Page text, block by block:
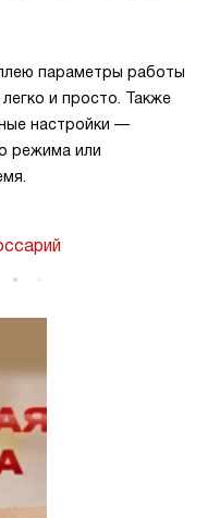
параметры работы
и просто. Также
настройки —
режима или